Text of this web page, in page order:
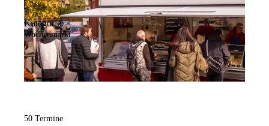
Kategorie:
Wochenmarkt
50 Termine